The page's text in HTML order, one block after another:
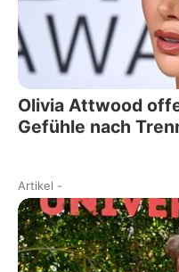
Olivia Attwood
Gefühle nach
Artikel -